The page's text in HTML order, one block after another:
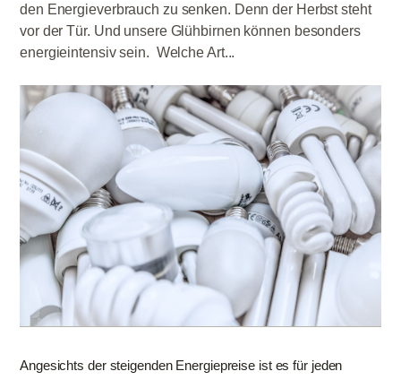
den Energieverbrauch zu senken. Denn der Herbst steht
vor der Tür. Und unsere Glühbirnen können besonders
energieintensiv sein. Welche Art...
Angesichts der steigenden Energiepreise ist es für jeden